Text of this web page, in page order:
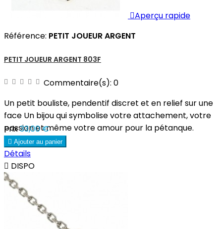
Aperçu rapide
Référence: PETIT JOUEUR ARGENT
PETIT JOUEUR ARGENT 803F
Commentaire(s): 0
Un petit bouliste, pendentif discret et en relief sur une
face Un bijou qui symbolise votre attachement, votre
passion et même votre amour pour la pétanque.
Prix33,00 €
 Ajouter au panier
Détails
 DISPO